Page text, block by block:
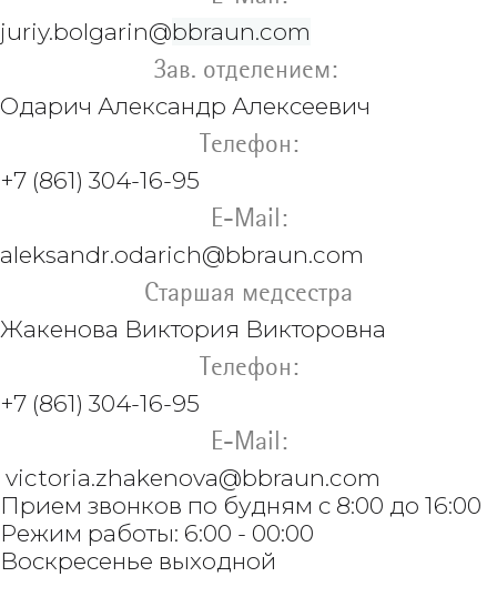
juriy.bolgarin@bbraun.com
Зав. отделением:
Одарич Александр Алексеевич
Телефон:
+7 (861) 304-16-95
E-Mail:
aleksandr.odarich@bbraun.com
Старшая медсестра
Жакенова Виктория Викторовна
Телефон:
+7 (861) 304-16-95
E-Mail:
victoria.zhakenova@bbraun.com
Прием звонков по будням с 8:00 до 16:00
Режим работы: 6:00 - 00:00
Воскресенье выходной